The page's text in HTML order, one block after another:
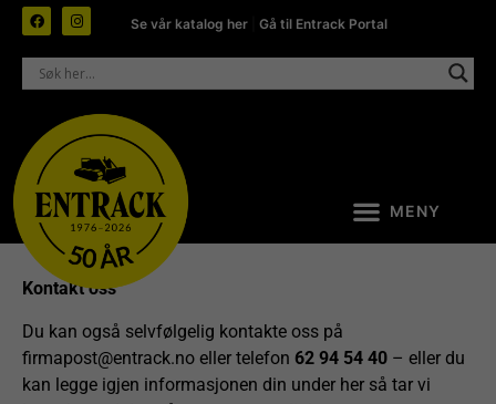
Se vår katalog her |Gå til Entrack Portal
Kontakt oss
Du kan også selvfølgelig kontakte oss på
firmapost@entrack.no eller telefon 62 94 54 40 – eller du
kan legge igjen informasjonen din under her så tar vi